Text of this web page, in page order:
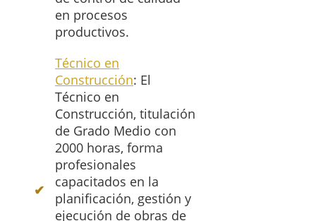
en procesos
productivos.
Técnico en
Construcción: El
Técnico en
Construcción, titulación
de Grado Medio con
2000 horas, forma
profesionales
capacitados en la
planificación, gestión y
ejecución de obras de